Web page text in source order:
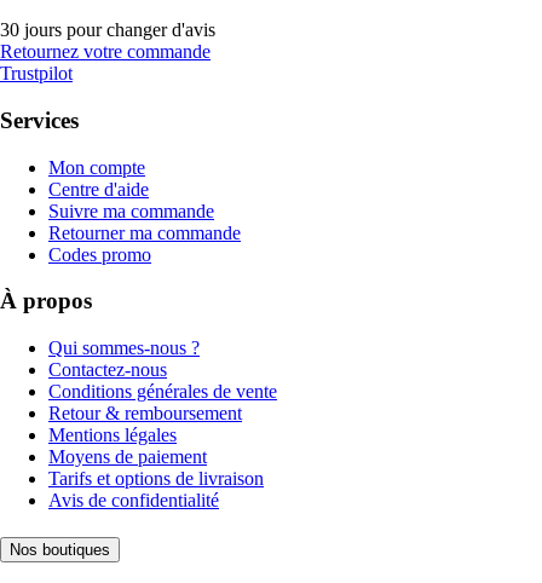
30 jours pour changer d'avis
Retournez votre commande
Trustpilot
Services
Mon compte
Centre d'aide
Suivre ma commande
Retourner ma commande
Codes promo
À propos
Qui sommes-nous ?
Contactez-nous
Conditions générales de vente
Retour & remboursement
Mentions légales
Moyens de paiement
Tarifs et options de livraison
Avis de confidentialité
Nos boutiques